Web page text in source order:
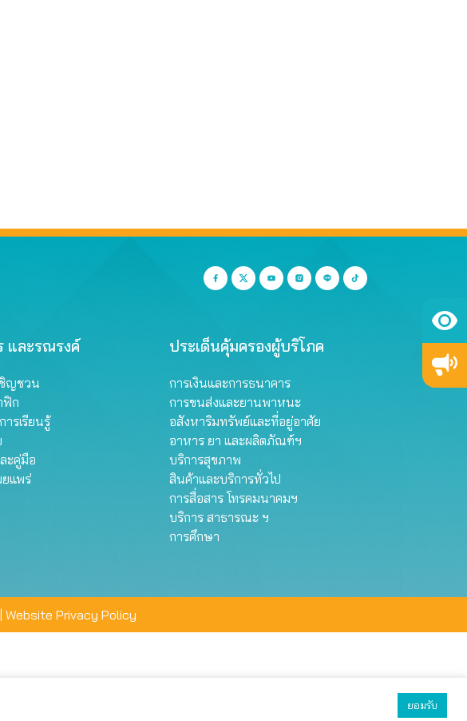
และรณรงค์
ชิญชวน
ฟิก
ารเรียนรู้
ะคู่มือ
ยแพร่
ประเด็นคุ้มครองผู้บริโภค
การเงินและการธนาคาร
การขนส่งและยานพาหนะ
อสังหาริมทรัพย์และที่อยู่อาศัย
อาหาร ยา และผลิตภัณฑ์ฯ
บริการสุขภาพ
สินค้าและบริการทั่วไป
การสื่อสาร โทรคมนาคมฯ
บริการ สาธารณะ ฯ
การศึกษา
Website Privacy Policy
ยอมรับ